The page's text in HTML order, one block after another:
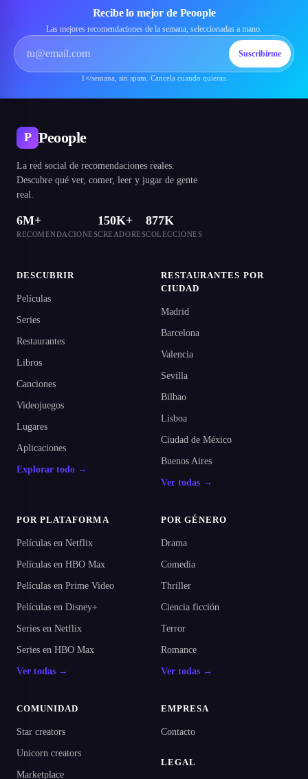
Recibe lo mejor de Peoople
Las mejores recomendaciones de la semana, seleccionadas a mano.
Suscribirme
1×/semana, sin spam. Cancela cuando quieras.
P Peoople
La red social de recomendaciones reales.
Descubre qué ver, comer, leer y jugar de gente
real.
6M+
RECOMENDACIONES
150K+
CREADORES
877K
COLECCIONES
DESCUBRIR
Películas
Series
Restaurantes
Libros
Canciones
Videojuegos
Lugares
Aplicaciones
Explorar todo →
RESTAURANTES POR
CIUDAD
Madrid
Barcelona
Valencia
Sevilla
Bilbao
Lisboa
Ciudad de México
Buenos Aires
Ver todas →
POR PLATAFORMA
Películas en Netflix
Películas en HBO Max
Películas en Prime Video
Películas en Disney+
Series en Netflix
Series en HBO Max
Ver todas →
POR GÉNERO
Drama
Comedia
Thriller
Ciencia ficción
Terror
Romance
Ver todas →
COMUNIDAD
Star creators
Unicorn creators
Marketplace
EMPRESA
Contacto
LEGAL